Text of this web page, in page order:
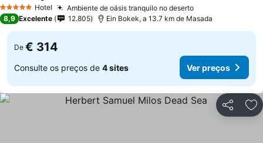
5 Estrelas Hotel Ambiente de oásis tranquilo no desertoVer preços
8,9 Excelente 12.805 Ein Bokek, a 13.7 km de Masada
De € 314
Consulte os preços de 4 sites Ver preços
Partilhar